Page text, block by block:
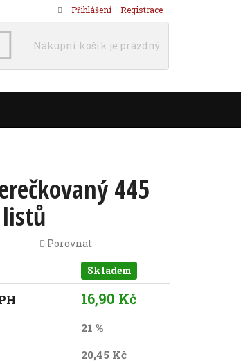
Nákupní košík je prázdný
445
Porovnat
Skladem
16,90 Kč
21 %
20,45 Kč
Přihlášení Registrace